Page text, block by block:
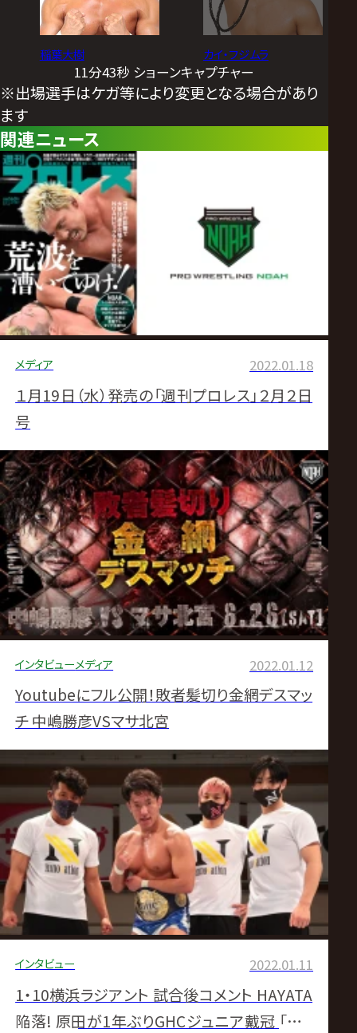
稲葉大樹 カイ・フジムラ
11分43秒 ショーンキャプチャー
※出場選手はケガ等により変更となる場合があり
ます
関連ニュース
メディア 2022.01.18
１月19日（水）発売の「週刊プロレス」２月２日
号
インタビューメディア 2022.01.12
Youtubeにフル公開！敗者髪切り金網デスマッ
チ 中嶋勝彦VSマサ北宮
インタビュー 2022.01.11
1・10横浜ラジアント 試合後コメント HAYATA
陥落! 原田が1年ぶりGHCジュニア戴冠 「重く